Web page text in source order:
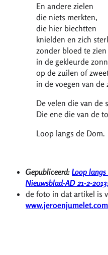
En andere zielen
die niets merkten,
die hier biechtten
knielden en zich
zonder bloed te zien
in de gekleurde
op de zuilen of
in de voegen van de
De velen die van de
Die ene die van de
Loop langs de Dom.
Gepubliceerd:Loop
Nieuwsblad-AD 21-2-
de foto in dat artikel is
www.jeroenjumelet.com